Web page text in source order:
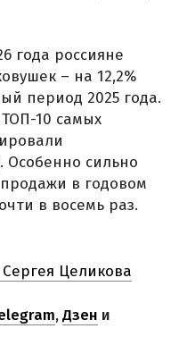
года россияне
– на 12,2%
период 2025 года.
10 самых
Особенно сильно
в годовом
в восемь раз.
Целикова
,Дзен и